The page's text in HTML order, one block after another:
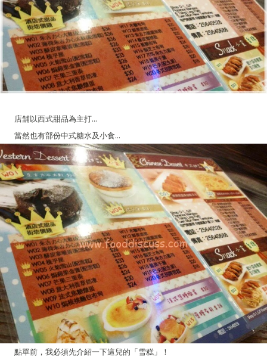
店舖以西式甜品為主打...
當然也有部份中式糖水及小食...
點單前，我必須先介紹一下這兒的「雪糕」！